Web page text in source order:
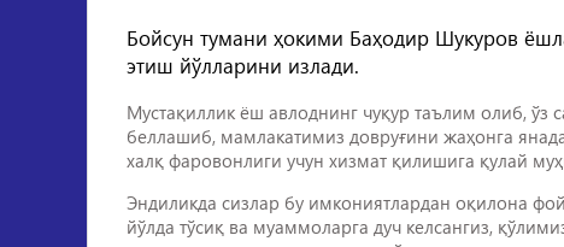
Бойсун тумани ҳокими Баҳодир Шукуров
этиш йўлларини излади.
Мустақиллик ёш авлоднинг чуқур таълим олиб,
беллашиб, мамлакатимиз довруғини жаҳонга
халқ фаровонлиги учун хизмат қилишига қулай
Эндиликда сизлар бу имкониятлардан оқилона
йўлда тўсиқ ва муаммоларга дуч келсангиз,